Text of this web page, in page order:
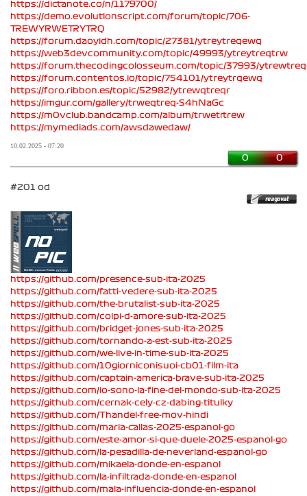
https://dictanote.co/n/1179700/
https://demo.evolutionscript.com/forum/topic/706-
TREWYRWETRYTRQ
https://forum.daoyidh.com/topic/27381/ytreytreqewq
https://web3devcommunity.com/topic/49993/ytreytreqtrw
https://forum.thecodingcolosseum.com/topic/37993/
https://forum.contentos.io/topic/754101/ytreytrqewq
https://foro.ribbon.es/topic/52982/ytrewqtreqr
https://imgur.com/gallery/trweqtreq-S4hNaGc
https://m0vclub.bandcamp.com/album/trwetrtrew
https://mymediads.com/awsdawedaw/
10.02.2025 - 07:20
0 0
#201 od
https://github.com/presence-sub-ita-2025
https://github.com/fatti-vedere-sub-ita-2025
https://github.com/the-brutalist-sub-ita-2025
https://github.com/colpi-d-amore-sub-ita-2025
https://github.com/bridget-jones-sub-ita-2025
https://github.com/tornando-a-est-sub-ita-2025
https://github.com/we-live-in-time-sub-ita-2025
https://github.com/10giorniconisuoi-cb01-film-ita
https://github.com/captain-america-brave-sub-ita-2025
https://github.com/io-sono-la-fine-del-mondo-sub-ita-2025
https://github.com/cernak-cely-cz-dabing-titulky
https://github.com/Thandel-free-mov-hindi
https://github.com/maria-callas-2025-espanol-go
https://github.com/este-amor-si-que-duele-2025-espanol-go
https://github.com/la-pesadilla-de-neverland-espanol-go
https://github.com/mikaela-donde-en-espanol
https://github.com/la-infiltrada-donde-en-espanol
https://github.com/mala-influencia-donde-en-espanol